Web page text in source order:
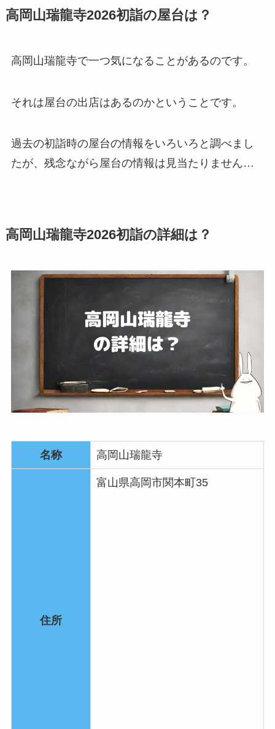
高岡山瑞龍寺2026初詣の屋台は？
高岡山瑞龍寺で一つ気になることがあるのです。
それは屋台の出店はあるのかということです。
過去の初詣時の屋台の情報をいろいろと調べまし
たが、残念ながら屋台の情報は見当たりません…
高岡山瑞龍寺2026初詣の詳細は？
名称 高岡山瑞龍寺
住所
富山県高岡市関本町35